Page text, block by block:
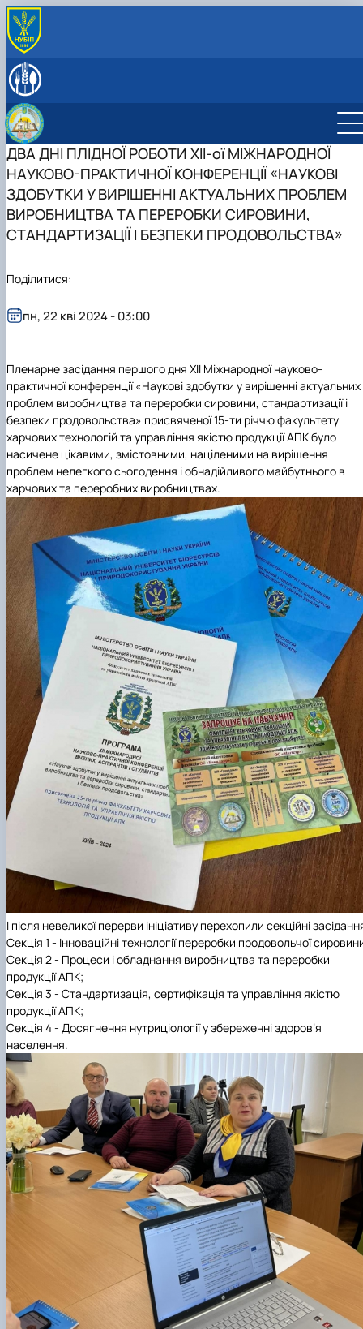
ПРО КАФЕДРУ
Здобутки кафедри
Відповідальний за інформаційне наповнення веб-
сторінки кафедри
ОСВІТНЯ ДІЯЛЬНІСТЬ
Науковий гурток «Інновації у процесах харчових
виробництв»
Дисципліни кафедри
Навчально-методична робота
Культурно-виховна робота
НАУКОВА ДІЯЛЬНІСТЬ
Наукова діяльність кафедри
Конференції
Конференції ф-ту харчових наук
інші конференції
ПРОФОРІЄНТАЦІЙНА ДІЯЛЬНІСТЬ
ВСТУП-2026: Абітурієнту
Профорієнтаційні заходи
ДВА ДНІ ПЛІДНОЇ РОБОТИ ХII-ої МІЖНАРОДНОЇ
НАУКОВО-ПРАКТИЧНОЇ КОНФЕРЕНЦІЇ «НАУКОВІ
ЗДОБУТКИ У ВИРІШЕННІ АКТУАЛЬНИХ ПРОБЛЕМ
ВИРОБНИЦТВА ТА ПЕРЕРОБКИ СИРОВИНИ,
СТАНДАРТИЗАЦІЇ І БЕЗПЕКИ ПРОДОВОЛЬСТВА»
Пленарне засідання першого дня ХII Міжнародної науково-
практичної конференції«Наукові здобутки у вирішенні актуальних
проблем виробництва та переробки сировини, стандартизації і
безпеки продовольства» присвяченої15-ти річчю факультету
харчових технологій та управління якістю продукції АПКбуло
насичене цікавими, змістовними, націленими на вирішення
проблем нелегкого сьогодення і обнадійливого майбутнього в
харчових та переробних виробництвах.
І після невеликої перерви ініціативу перехопили секційні
Секція 1 - Інноваційні технології переробки продовольчої
Секція 2 - Процеси і обладнання виробництва та переробки
продукції АПК;
Секція 3 - Стандартизація, сертифікація та управління якістю
продукції АПК;
Секція 4 - Досягнення нутриціології у збереженні здоров’я
населення.
пн, 22 кві 2024 - 03:00
Поділитися: